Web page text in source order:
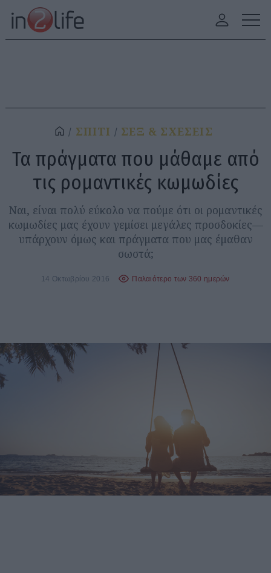
ΣΠΙΤΙ ΣΕΞ & ΣΧΕΣΕΙΣ
Τα πράγματα που μάθαμε από
τις ρομαντικές κωμωδίες
Ναι, είναι πολύ εύκολο να πούμε ότι οι ρομαντικές
κωμωδίες μας έχουν γεμίσει μεγάλες προσδοκίες—
υπάρχουν όμως και πράγματα που μας έμαθαν
σωστά;
14 Οκτωβρίου 2016 Παλαιότερο των 360 ημερών